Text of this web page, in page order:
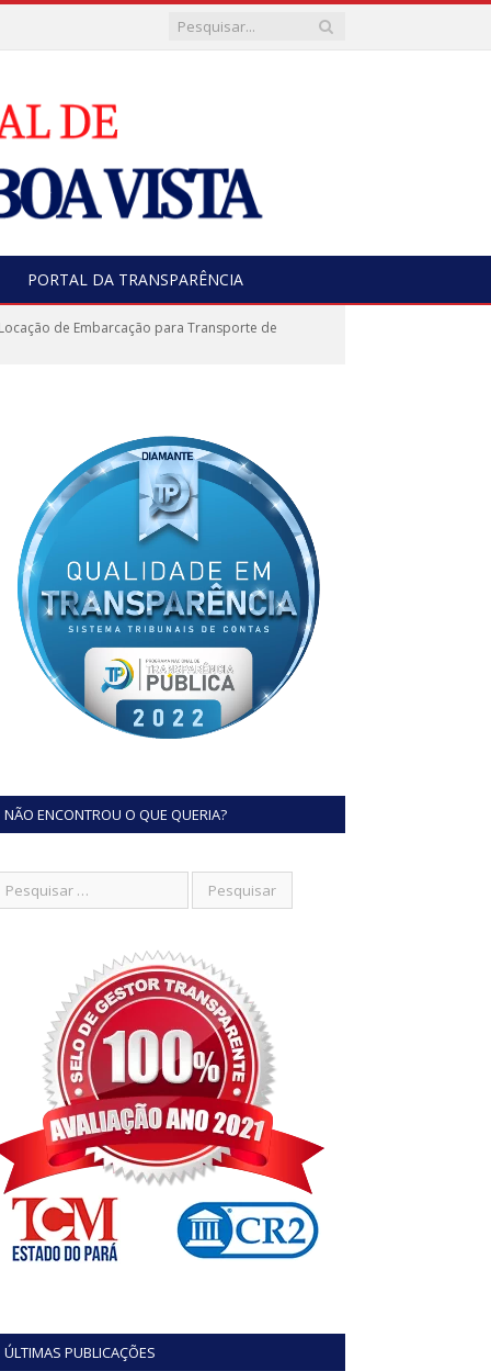
PORTAL DA TRANSPARÊNCIA
de Embarcação para Transporte de
NÃO ENCONTROU O QUE QUERIA?
ÚLTIMAS PUBLICAÇÕES